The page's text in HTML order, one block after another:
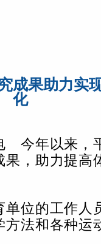
成果助力实
化
今年以来，
，助力提高
位的工作人
法和各种运